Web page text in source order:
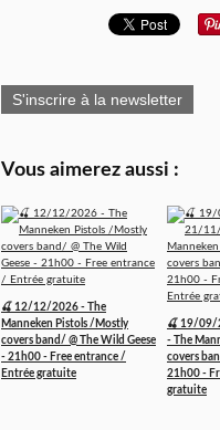
S'inscrire à la newsletter
Vous aimerez aussi :
🍒 12/12/2026 - The
Manneken Pistols /Mostly
covers band/ @ The Wild Geese
- 21h00 - Free entrance /
Entrée gratuite
🍒 19/09/
- The
covers
21h00 -
gratuite